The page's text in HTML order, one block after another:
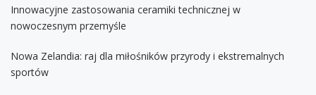
Innowacyjne zastosowania ceramiki technicznej w
nowoczesnym przemyśle
Nowa Zelandia: raj dla miłośników przyrody i ekstremalnych
sportów